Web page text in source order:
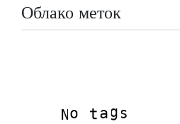
Облако меток